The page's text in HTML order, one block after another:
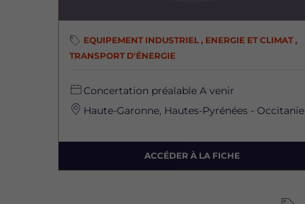
EQUIPEMENT INDUSTRIEL , ENERGIE ET CLIMAT ,
TRANSPORT D'ÉNERGIE
Concertation préalable A venir
Haute-Garonne, Hautes-Pyrénées - Occitanie
ACCÉDER À LA FICHE